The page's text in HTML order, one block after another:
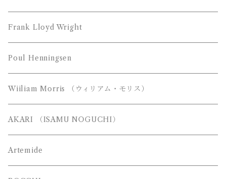
MAYUHANA （マユハナ）
富士琺瑯（FUJI HORO）
都行燈（miyako andon）
Frank Lloyd Wright
Poul Henningsen
Wiiliam Morris （ウィリアム・モリス）
AKARI （ISAMU NOGUCHI）
Artemide